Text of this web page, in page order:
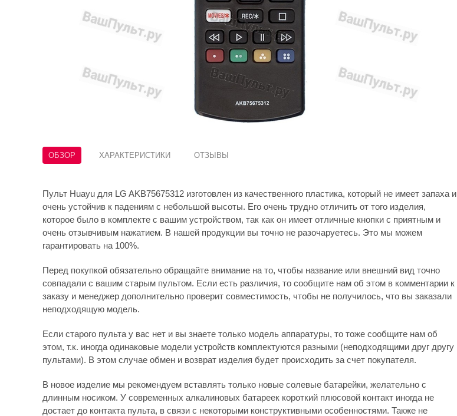
ОБЗОР ХАРАКТЕРИСТИКИ ОТЗЫВЫ
Пульт Huayu для LG AKB75675312 изготовлен из качественного пластика, который не имеет запаха и
очень устойчив к падениям с небольшой высоты. Его очень трудно отличить от того изделия,
которое было в комплекте с вашим устройством, так как он имеет отличные кнопки с приятным и
очень отзывчивым нажатием. В нашей продукции вы точно не разочаруетесь. Это мы можем
гарантировать на 100%.
Перед покупкой обязательно обращайте внимание на то, чтобы название или внешний вид точно
совпадали с вашим старым пультом. Если есть различия, то сообщите нам об этом в комментарии к
заказу и менеджер дополнительно проверит совместимость, чтобы не получилось, что вы заказали
неподходящую модель.
Если старого пульта у вас нет и вы знаете только модель аппаратуры, то тоже сообщите нам об
этом, т.к. иногда одинаковые модели устройств комплектуются разными (неподходящими друг другу
пультами). В этом случае обмен и возврат изделия будет происходить за счет покупателя.
В новое изделие мы рекомендуем вставлять только новые солевые батарейки, желательно с
длинным носиком. У современных алкалиновых батареек короткий плюсовой контакт иногда не
достает до контакта пульта, в связи с некоторыми конструктивными особенностями. Также не